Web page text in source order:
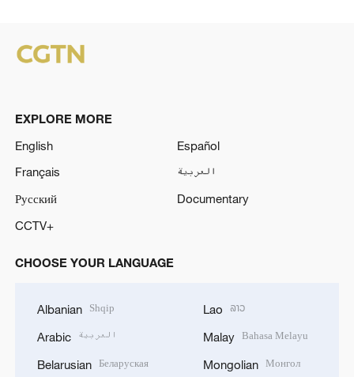
EXPLORE MORE
English
Español
Français
العربية
Русский
Documentary
CCTV+
CHOOSE YOUR LANGUAGE
Albanian Shqip
Arabic العربية
Belarusian Беларуская
Lao ລາວ
Malay Bahasa Melayu
Mongolian Монгол